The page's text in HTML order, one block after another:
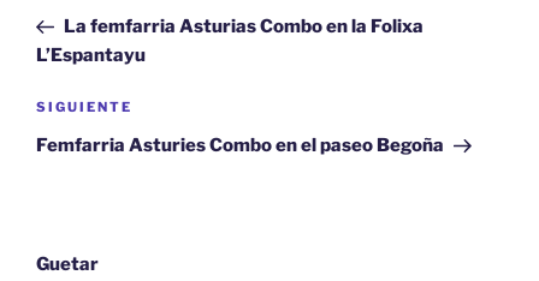
artículos
anterior
La femfarria Asturias Combo en la Folixa
L’Espantayu
Artículu
siguiente
SIGUIENTE
Femfarria Asturies Combo en el paseo Begoña
Guetar